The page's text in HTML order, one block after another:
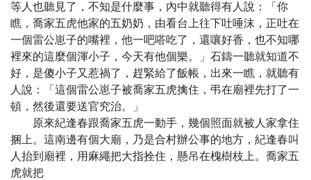
等人也聽見了，不知是什麼事，內中就聽得有人說：「你
瞧，喬家五虎他家的五奶奶，由看台上往下吐唾沫，正吐在
一個雷公崽子的嘴裡，他一吧嗒吃了，還嚷好香，也不知哪
裡來的這麼個渾小子，今天有他個樂。」石鑄一聽就知道不
好，是傻小子又惹禍了，趕緊給了飯帳，出來一瞧，就聽有
人說：「這個雷公崽子被喬家五虎擒住，弔在廟裡先打了一
頓，然後還要送官究治。」
原來紀逢春跟喬家五虎一動手，幾個照面就被人家拿住
捆上。這南邊有個大廟，乃是合村辦公事的地方，紀逢春叫
人抬到廟裡，用麻繩把大指拴住，懸吊在槐樹枝上。喬家五
虎就把